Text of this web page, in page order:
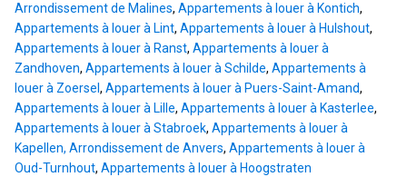
Arrondissement de Malines, Appartements à louer à Kontich,
Appartements à louer à Lint, Appartements à louer à Hulshout,
Appartements à louer à Ranst, Appartements à louer à
Zandhoven, Appartements à louer à Schilde, Appartements à
louer à Zoersel , Appartements à louer à Puers-Saint-Amand,
Appartements à louer à Lille, Appartements à louer à Kasterlee,
Appartements à louer à Stabroek, Appartements à louer à
Kapellen, Arrondissement de Anvers, Appartements à louer à
Oud-Turnhout, Appartements à louer à Hoogstraten